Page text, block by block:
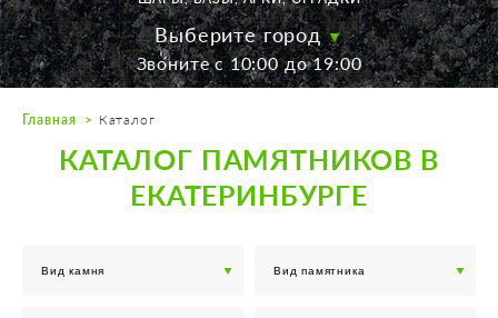
КОНТАКТЫ
K2532513@yandex.ru
Пн. — Пт. с 10:00 до 19:00
Воскресенье по договор.
Выберите город
Звоните с 10:00 до 19:00
Главная Каталог
КАТАЛОГ ПАМЯТНИКОВ В
ЕКАТЕРИНБУРГЕ